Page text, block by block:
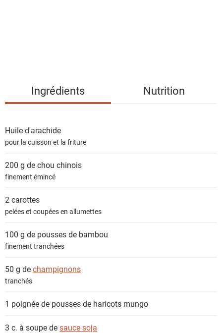
i
e
n
t
Ingrédients Nutrition
Huile d'arachide
pour la cuisson et la friture
200 g dechou chinois
finement émincé
2 carottes
pelées et coupées en allumettes
100 g de pousses de bambou
finement tranchées
50 g dechampignons
tranchés
1 poignée de pousses de haricots mungo
3 c. à soupe desauce soja